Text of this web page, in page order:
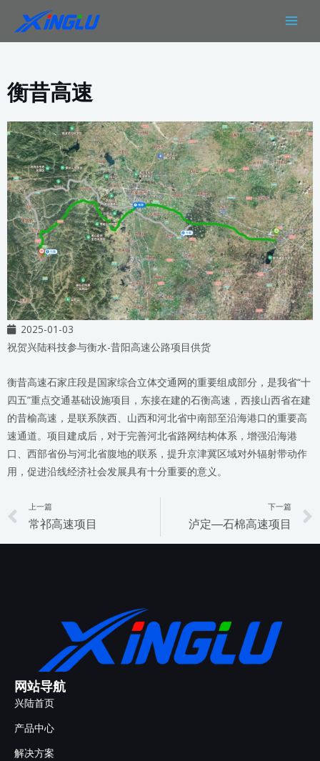
内
衡昔高速
2025-01-03
祝贺兴陆科技参与衡水-昔阳高速公路项目供货
衡昔高速石家庄段是国家综合立体交通网的重要组成部分，是我省“十
四五”重点交通基础设施项目，东接在建的石衡高速，西接山西省在建
的昔榆高速，是联系陕西、山西和河北省中南部至沿海港口的重要高
速通道。项目建成后，对于完善河北省路网结构体系，增强沿海港
口、西部省份与河北省腹地的联系，提升京津冀区域对外辐射带动作
用，促进沿线经济社会发展具有十分重要的意义。
Prev
上一篇
常祁高速项目
下一篇
泸定—石棉高速项目
网站导航
兴陆首页
产品中心
解决方案